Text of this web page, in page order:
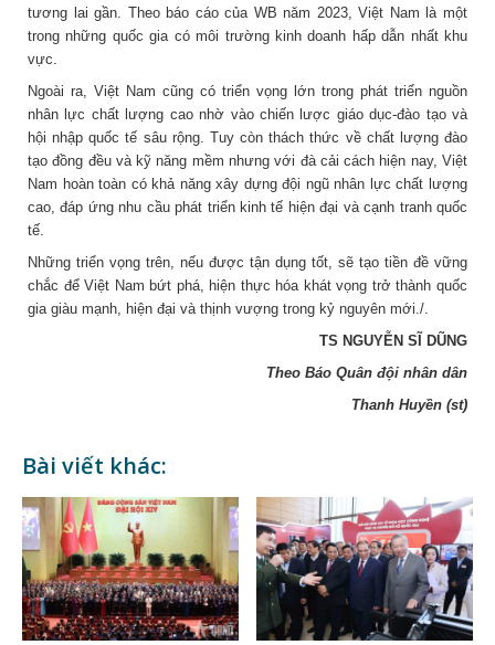
tương lai gần. Theo báo cáo của WB năm 2023, Việt Nam là một
trong những quốc gia có môi trường kinh doanh hấp dẫn nhất khu
vực.
Ngoài ra, Việt Nam cũng có triển vọng lớn trong phát triển nguồn
nhân lực chất lượng cao nhờ vào chiến lược giáo dục-đào tạo và
hội nhập quốc tế sâu rộng. Tuy còn thách thức về chất lượng đào
tạo đồng đều và kỹ năng mềm nhưng với đà cải cách hiện nay, Việt
Nam hoàn toàn có khả năng xây dựng đội ngũ nhân lực chất lượng
cao, đáp ứng nhu cầu phát triển kinh tế hiện đại và cạnh tranh quốc
tế.
Những triển vọng trên, nếu được tận dụng tốt, sẽ tạo tiền đề vững
chắc để Việt Nam bứt phá, hiện thực hóa khát vọng trở thành quốc
gia giàu mạnh, hiện đại và thịnh vượng trong kỷ nguyên mới./.
TS NGUYỄN SĨ DŨNG
Theo Báo Quân đội nhân dân
Thanh Huyền (st)
Bài viết khác: